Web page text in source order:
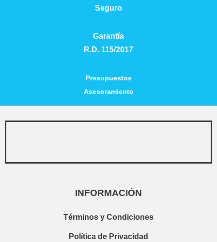
Seguro
Garantía
R.D. 115/2017
Presupuestos
Asesoramiento
INFORMACIÓN
Términos y Condiciones
Política de Privacidad